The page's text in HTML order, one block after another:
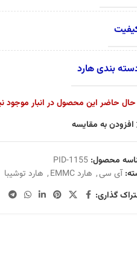
بندی هارد
حال حاضر این محصول در انبار
افزودن به مقایسه
محصول: PID-1155
آی سی, هارد EMMC , هارد توشیبا
گذاری: